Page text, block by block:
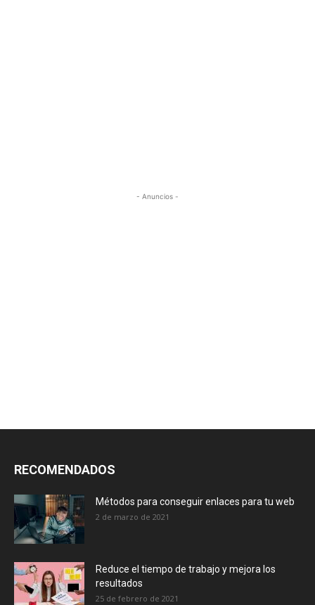
- Anuncios -
RECOMENDADOS
Métodos para conseguir enlaces para tu web
2 de marzo de 2021
Reduce el tiempo de trabajo y mejora los
resultados
25 de febrero de 2021